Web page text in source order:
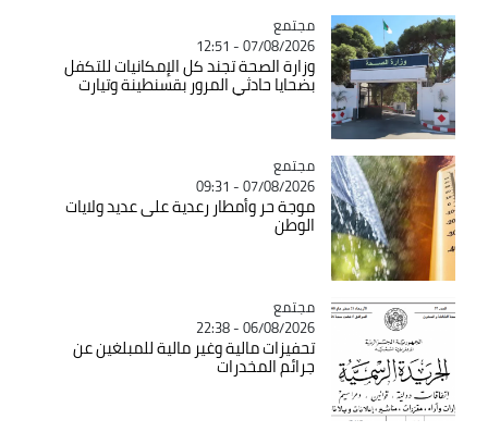
Catégorie
مجتمع
07/08/2026 - 12:51
وزارة الصحة تجند كل الإمكانيات للتكفل
بضحايا حادثي المرور بقسنطينة وتيارت
Catégorie
مجتمع
07/08/2026 - 09:31
موجة حر وأمطار رعدية على عديد ولايات
الوطن
Catégorie
مجتمع
06/08/2026 - 22:38
تحفيزات مالية وغير مالية للمبلغين عن
جرائم المخدرات